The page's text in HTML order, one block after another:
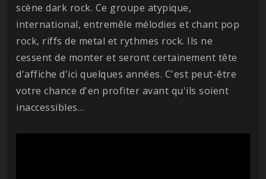
scène dark rock. Ce groupe atypique,
international, entremêle mélodies et chant pop
rock, riffs de metal et rythmes rock. Ils ne
cessent de monter et seront certainement tête
d'affiche d'ici quelques années. C'est peut-être
votre chance d'en profiter avant qu'ils soient
inaccessibles...